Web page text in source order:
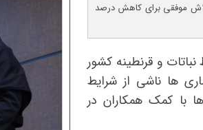
موفقی برای کاهش درصد
و قرنطینه کشور
ها ناشی از شرایط
با کمک همکاران در